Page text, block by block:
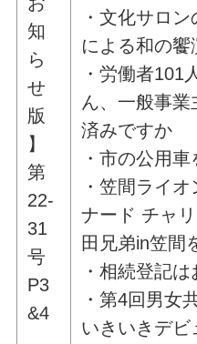
知
ら
せ
版
】
第
22-
31
号
P3
&4
・文化サロ
による和の饗
・労働者101
ん、一般事
済みですか
・市の公用
・笠間ライ
ナード チャ
田兄弟in笠間
・相続登記
・第4回男女
いきいきデビ